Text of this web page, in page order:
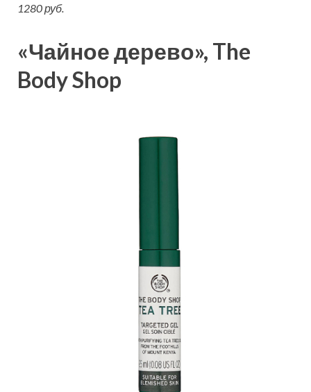
1280 руб.
«Чайное дерево», The
Body Shop